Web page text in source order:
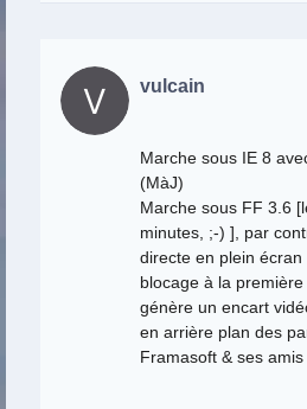
vulcain
Marche sous IE 8
(MàJ)
Marche sous FF 3.6
minutes, ;-) ], par
directe en plein écran
blocage à la
génère un encart
en arrière plan des
Framasoft & ses amis